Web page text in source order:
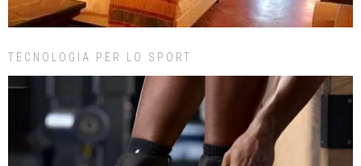
TECNOLOGIA PER LO SPORT